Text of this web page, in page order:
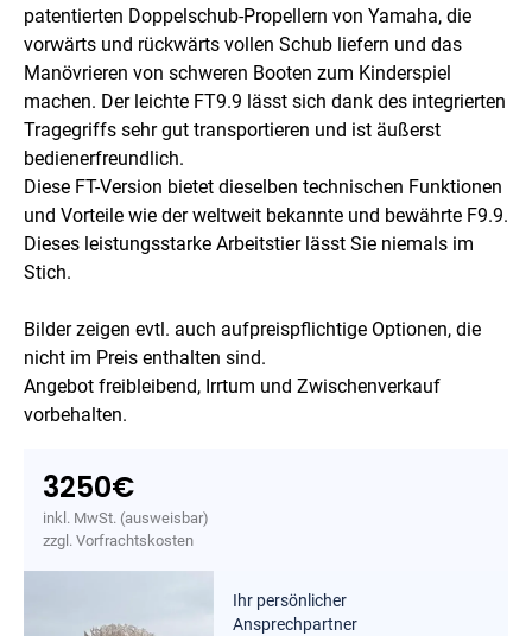
patentierten Doppelschub-Propellern von Yamaha, die
vorwärts und rückwärts vollen Schub liefern und das
Manövrieren von schweren Booten zum Kinderspiel
machen. Der leichte FT9.9 lässt sich dank des integrierten
Tragegriffs sehr gut transportieren und ist äußerst
bedienerfreundlich.
Diese FT-Version bietet dieselben technischen Funktionen
und Vorteile wie der weltweit bekannte und bewährte F9.9.
Dieses leistungsstarke Arbeitstier lässt Sie niemals im
Stich.
Bilder zeigen evtl. auch aufpreispflichtige Optionen, die
nicht im Preis enthalten sind.
Angebot freibleibend, Irrtum und Zwischenverkauf
vorbehalten.
3250€
inkl. MwSt. (ausweisbar)
zzgl. Vorfrachtskosten
Ihr persönlicher
Ansprechpartner